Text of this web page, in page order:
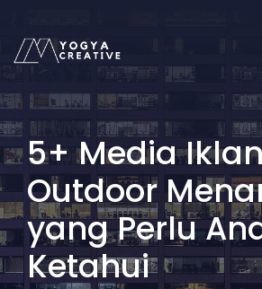
content
5+ Media
Outdoor
yang Perlu
Ketahui